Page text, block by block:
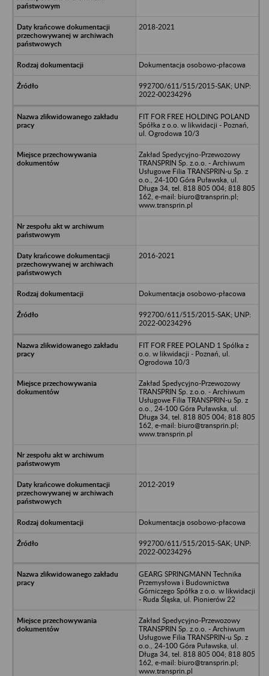
2018-2021
Dokumentacja osobowo-płacowa
992700/611/515/2015-SAK; UNP:
2022-00234296
FIT FOR FREE HOLDING POLAND
Spółka z o.o. w likwidacji - Poznań,
ul. Ogrodowa 10/3
Zakład Spedycyjno-Przewozowy
TRANSPRIN Sp. z.o.o. - Archiwum
Usługowe Filia TRANSPRIN-u Sp. z
o.o., 24-100 Góra Puławska, ul.
Długa 34, tel. 818 805 004; 818 805
162, e-mail: biuro@transprin.pl;
www.transprin.pl
2016-2021
Dokumentacja osobowo-płacowa
992700/611/515/2015-SAK; UNP:
2022-00234296
FIT FOR FREE POLAND 1 Spólka z
o.o. w likwidacji - Poznań, ul.
Ogrodowa 10/3
Zakład Spedycyjno-Przewozowy
TRANSPRIN Sp. z.o.o. - Archiwum
Usługowe Filia TRANSPRIN-u Sp. z
o.o., 24-100 Góra Puławska, ul.
Długa 34, tel. 818 805 004; 818 805
162, e-mail: biuro@transprin.pl;
www.transprin.pl
2012-2019
Dokumentacja osobowo-płacowa
992700/611/515/2015-SAK; UNP:
2022-00234296
GEARG SPRINGMANN Technika
Przemysłowa i Budownictwa
Górniczego Spółka z o.o. w likwidacji
- Ruda Śląska, ul. Pionierów 22
Zakład Spedycyjno-Przewozowy
TRANSPRIN Sp. z.o.o. - Archiwum
Usługowe Filia TRANSPRIN-u Sp. z
o.o., 24-100 Góra Puławska, ul.
Długa 34, tel. 818 805 004; 818 805
162, e-mail: biuro@transprin.pl;
www.transprin.pl